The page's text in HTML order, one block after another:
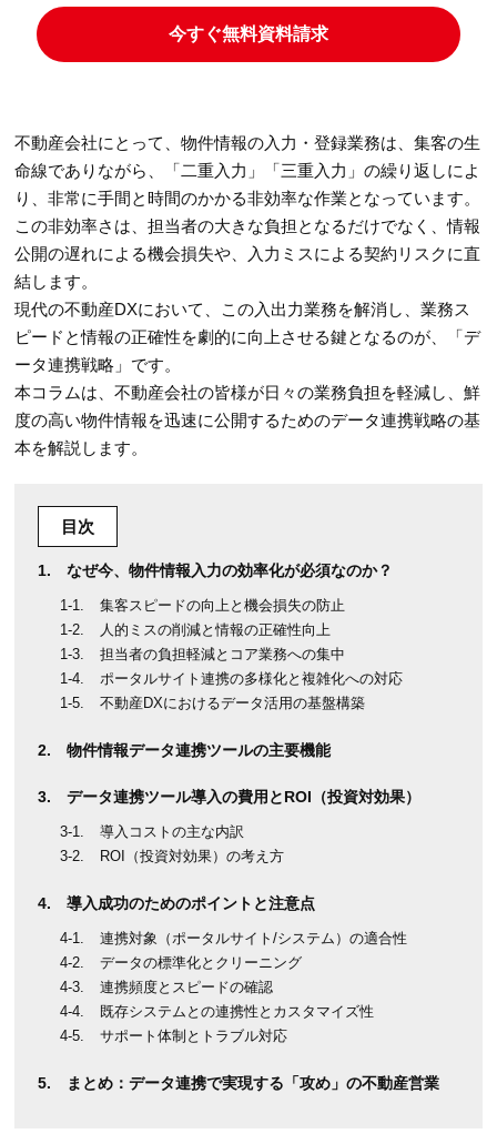
今すぐ無料資料請求
不動産会社にとって、物件情報の入力・登録業務は、集客の生
命線でありながら、「二重入力」「三重入力」の繰り返しによ
り、非常に手間と時間のかかる非効率な作業となっています。
この非効率さは、担当者の大きな負担となるだけでなく、情報
公開の遅れによる機会損失や、入力ミスによる契約リスクに直
結します。
現代の不動産DXにおいて、この入出力業務を解消し、業務ス
ピードと情報の正確性を劇的に向上させる鍵となるのが、「デ
ータ連携戦略」です。
本コラムは、不動産会社の皆様が日々の業務負担を軽減し、鮮
度の高い物件情報を迅速に公開するためのデータ連携戦略の基
本を解説します。
目次
なぜ今、物件情報入力の効率化が必須なのか？
集客スピードの向上と機会損失の防止
人的ミスの削減と情報の正確性向上
担当者の負担軽減とコア業務への集中
ポータルサイト連携の多様化と複雑化への対応
不動産DXにおけるデータ活用の基盤構築
物件情報データ連携ツールの主要機能
データ連携ツール導入の費用とROI（投資対効果）
導入コストの主な内訳
ROI（投資対効果）の考え方
導入成功のためのポイントと注意点
連携対象（ポータルサイト/システム）の適合性
データの標準化とクリーニング
連携頻度とスピードの確認
既存システムとの連携性とカスタマイズ性
サポート体制とトラブル対応
まとめ：データ連携で実現する「攻め」の不動産営業